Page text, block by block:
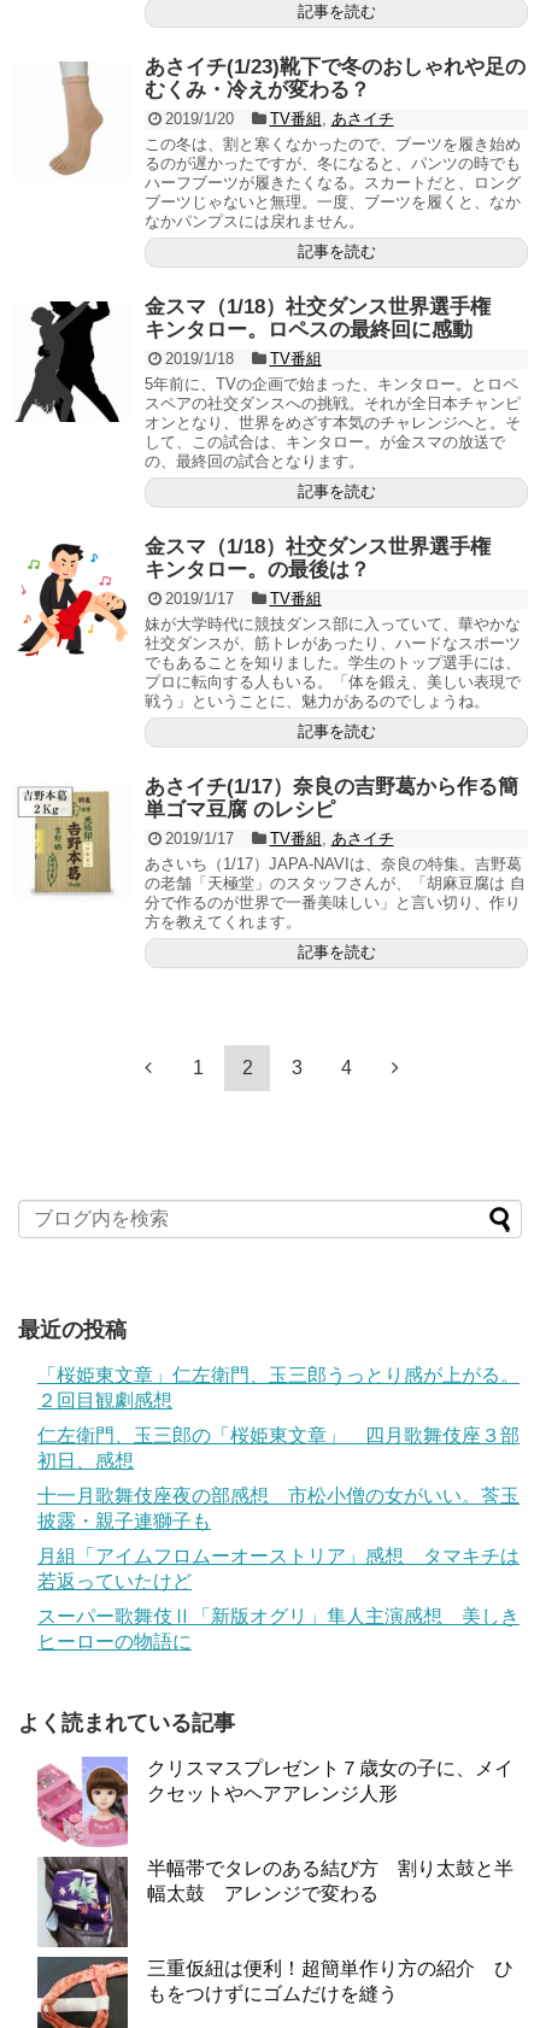
記事を読む
あさイチ(1/23)靴下で冬のおしゃれや足の
むくみ・冷えが変わる？
2019/1/20 TV番組
あさイチ
この冬は、割と寒くなかったので、ブーツを履き始め
るのが遅かったですが、冬になると、パンツの時でも
ハーフブーツが履きたくなる。スカートだと、ロング
ブーツじゃないと無理。一度、ブーツを履くと、なか
なかパンプスには戻れません。
記事を読む
金スマ（1/18）社交ダンス世界選手権
キンタロー。ロペスの最終回に感動
2019/1/18
TV番組
5年前に、TVの企画で始まった、キンタロー。とロペ
スペアの社交ダンスへの挑戦。それが全日本チャンピ
オンとなり、世界をめざす本気のチャレンジへと。そ
して、この試合は、キンタロー。が金スマの放送で
の、最終回の試合となります。
記事を読む
金スマ（1/18）社交ダンス世界選手権
キンタロー。の最後は？
2019/1/17
TV番組
妹が大学時代に競技ダンス部に入っていて、華やかな
社交ダンスが、筋トレがあったり、ハードなスポーツ
でもあることを知りました。学生のトップ選手には、
プロに転向する人もいる。「体を鍛え、美しい表現で
戦う」ということに、魅力があるのでしょうね。
記事を読む
あさイチ(1/17）奈良の吉野葛から作る簡
単ゴマ豆腐 のレシピ
2019/1/17 TV番組
あさイチ
あさいち（1/17）JAPA-NAVIは、奈良の特集。吉野葛
の老舗「天極堂」のスタッフさんが、「胡麻豆腐は 自
分で作るのが世界で一番美味しい」と言い切り、作り
方を教えてくれます。
記事を読む
1 2 3 4
最近の投稿
「桜姫東文章」仁左衛門、玉三郎うっとり感が上がる。
２回目観劇感想
仁左衛門、玉三郎の「桜姫東文章」 四月歌舞伎座３部
初日、感想
十一月歌舞伎座夜の部感想 市松小僧の女がいい。莟玉
披露・親子連獅子も
月組「アイムフロムーオーストリア」感想 タマキチは
若返っていたけど
スーパー歌舞伎Ⅱ「新版オグリ」隼人主演感想 美しき
ヒーローの物語に
よく読まれている記事
クリスマスプレゼント７歳女の子に、メイ
クセットやヘアアレンジ人形
半幅帯でタレのある結び方 割り太鼓と半
幅太鼓 アレンジで変わる
三重仮紐は便利！超簡単作り方の紹介 ひ
もをつけずにゴムだけを縫う